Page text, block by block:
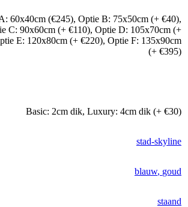
60x40cm (€245), Optie B: 75x50cm (+ €40),
C: 90x60cm (+ €110), Optie D: 105x70cm (+
E: 120x80cm (+ €220), Optie F: 135x90cm
(+ €395)
Basic: 2cm dik, Luxury: 4cm dik (+ €30)
stad-skyline
blauw, goud
staand